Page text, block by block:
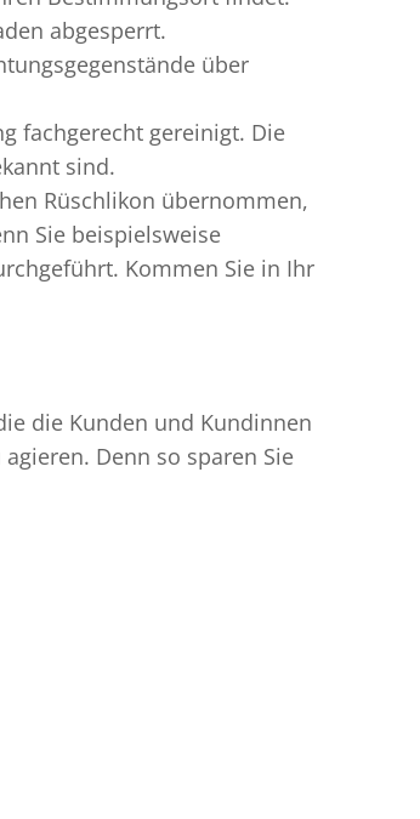
abgesperrt.
über
fachgerecht gereinigt. Die
sind.
Rüschlikon übernommen,
Sie beispielsweise
Kommen Sie in Ihr
die Kunden und Kundinnen
Denn so sparen Sie